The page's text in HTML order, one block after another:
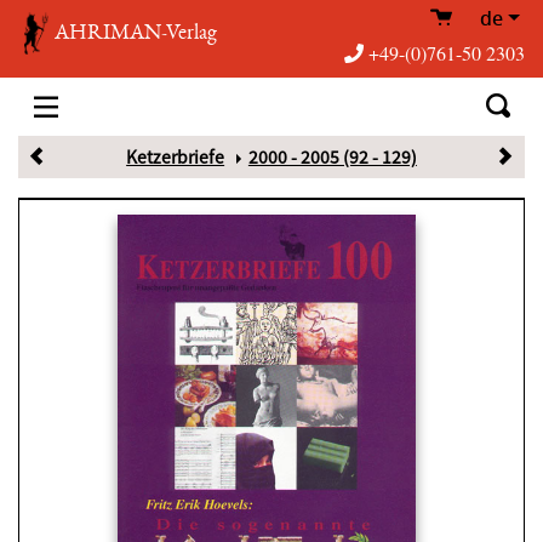
AHRIMAN-Verlag de
+49-(0)761-50 2303
Ketzerbriefe 2000 - 2005 (92 - 129)